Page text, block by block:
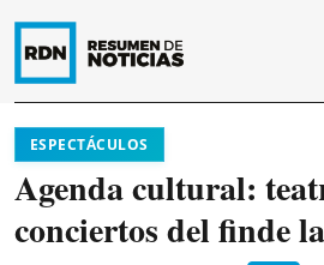
ESPECTÁCULOS
Agenda cultural:
conciertos del finde